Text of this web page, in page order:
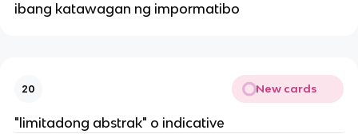
ibang katawagan ng impormatibo
20 New cards
"limitadong abstrak" o indicative